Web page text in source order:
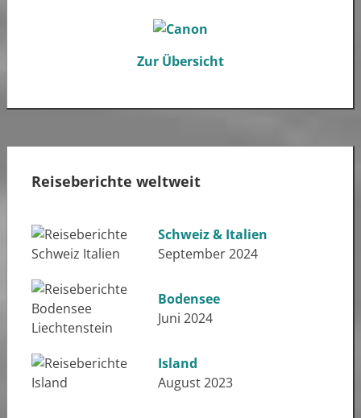
Zur Übersicht
Reiseberichte weltweit
Schweiz & Italien
September 2024
Bodensee
Juni 2024
Island
August 2023